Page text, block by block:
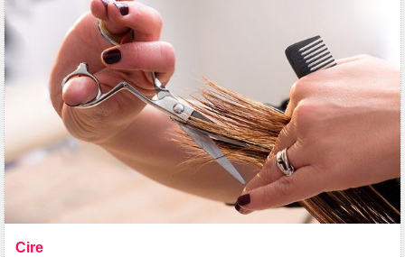
Cire